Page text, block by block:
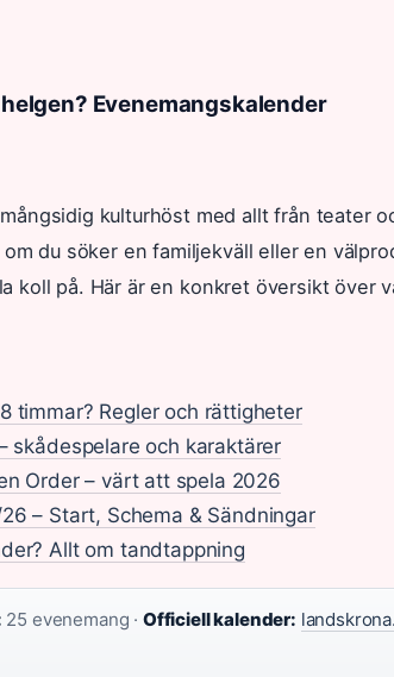
Evenemangskalender
kulturhöst med allt från teater
du söker en familjekväll eller en
koll på. Här är en konkret översikt över
timmar? Regler och rättigheter
skådespelare och karaktärer
Order – värt att spela 2026
– Start, Schema & Sändningar
Allt om tandtappning
25 evenemang · Officiell kalender: